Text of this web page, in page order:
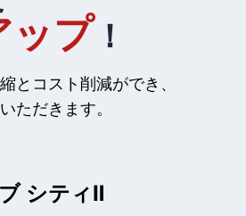
ップ ！
とコスト削減ができ、
ただきます。
シティⅡ